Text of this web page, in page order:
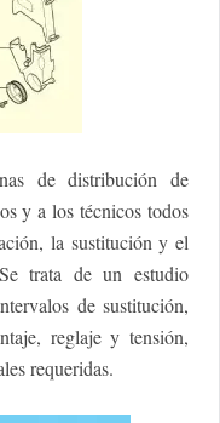
de distribución de
y a los técnicos todos
la sustitución y el
trata de un estudio
de sustitución,
reglaje y tensión,
requeridas.